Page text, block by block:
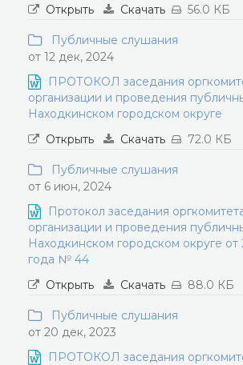
Открыть Скачать 56.0 КБ
Публичные слушания
от 12 дек, 2024
ПРОТОКОЛ заседания
организации и проведения
Находкинском городском округе
Открыть
Скачать 72.0 КБ
Публичные слушания
от 6 июн, 2024
Протокол заседания
организации и проведения
Находкинском городском округе от
года № 44
Открыть
Скачать 88.0 КБ
Публичные слушания
от 20 дек, 2023
ПРОТОКОЛ заседания